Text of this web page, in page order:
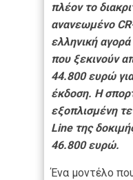
πλέον το
ανανεωμένο
ελληνική
που ξεκινούν
44.800 ευρώ
έκδοση. H
εξοπλισμένη
Line της
46.800 ευρώ.
Ένα μοντέλο